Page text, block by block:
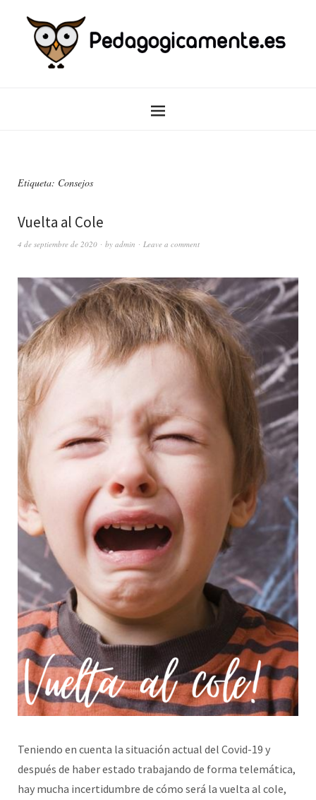
Etiqueta: Consejos
Vuelta al Cole
4 de septiembre de 2020 by admin Leave a comment
Teniendo en cuenta la situación actual del Covid-19 y
después de haber estado trabajando de forma telemática,
hay mucha incertidumbre de cómo será la vuelta al cole,